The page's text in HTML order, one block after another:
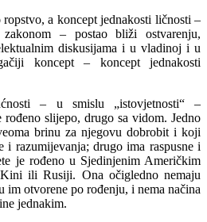
a koncept jednakosti ličnosti –
– postao bliži ostvarenju,
diskusijama i u vladinoj i u
koncept – koncept jednakosti
– u smislu „istovjetnosti“ –
rođeno slijepo, drugo sa vidom. Jedno
brinu za njegovu dobrobit i koji
i razumijevanja; drugo ima raspusne i
je rođeno u Sjedinjenim Američkim
ili Rusiji. Ona očigledno nemaju
im otvorene po rođenju, i nema načina
jednakim.